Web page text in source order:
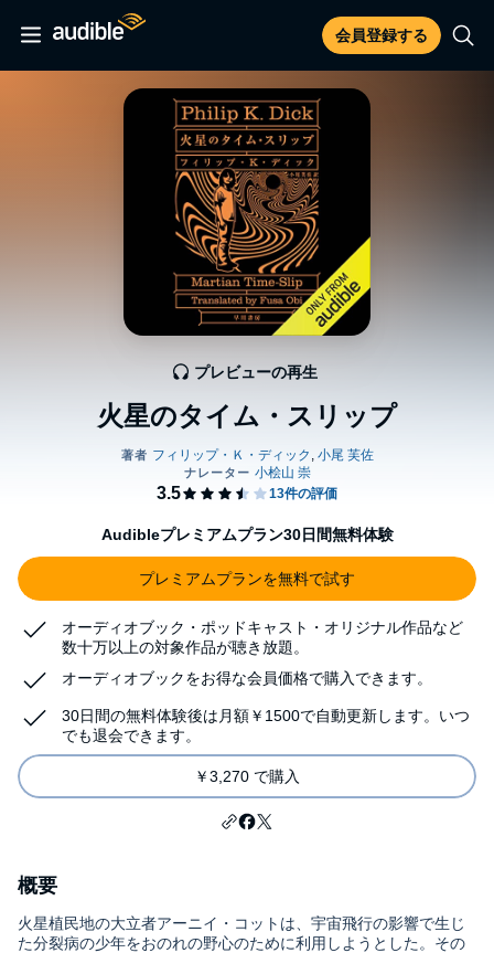
会員登録する
火星のタイム・スリップ
プレビューの再生
Audibleプレミアムプラン30日間無料体験
プレミアムプランを無料で試す
オーディオブック・ポッドキャスト・オリジナル作品など
数十万以上の対象作品が聴き放題。
オーディオブックをお得な会員価格で購入できます。
30日間の無料体験後は月額￥1500で自動更新します。いつ
でも退会できます。
￥3,270 で購入
概要
火星植民地の大立者アーニイ・コットは、宇宙飛行の影響で生じ
た分裂病の少年をおのれの野心のために利用しようとした。その